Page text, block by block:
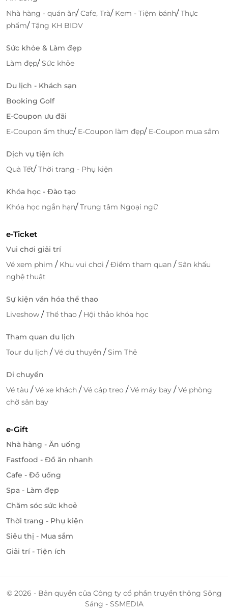
Nhà hàng - quán ăn/Cafe, Trà/ Kem - Tiệm bánh/Thực
phẩm/Tặng KH BIDV
Sức khỏe & Làm đẹp
Làm đẹp/Sức khỏe
Du lịch - Khách sạn
Booking Golf
E-Coupon ưu đãi
E-Coupon ẩm thực/ E-Coupon làm đẹp/ E-Coupon mua sắm
Dịch vụ tiện ích
Quà Tết/Thời trang - Phụ kiện
Khóa học - Đào tạo
Khóa học ngắn hạn/Trung tâm Ngoại ngữ
e-Ticket
Vui chơi giải trí
Vé xem phim / Khu vui chơi /Điểm tham quan /Sân khấu
nghệ thuật
Sự kiện văn hóa thể thao
Liveshow /Thể thao / Hội thảo khóa học
Tham quan du lịch
Tour du lịch /Vé du thuyền /Sim Thẻ
Di chuyển
Vé tàu /Vé xe khách /Vé cáp treo /Vé máy bay /Vé phòng
chờ sân bay
e-Gift
Nhà hàng - Ăn uống
Fastfood - Đồ ăn nhanh
Cafe - Đồ uống
Spa - Làm đẹp
Chăm sóc sức khoẻ
Thời trang - Phụ kiện
Siêu thị - Mua sắm
Giải trí - Tiện ích
© 2026 - Bản quyền của Công ty cổ phần truyền thông Sông
Sáng - SSMEDIA